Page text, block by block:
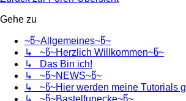
Gehe zu
~წ~Allgemeines~წ~
↳ ~წ~Herzlich Willkommen~წ~
↳ Das Bin ich!
↳ ~წ~NEWS~წ~
↳ ~წ~Hier werden meine Tutorials
↳ ~წ~Bastelfunecke~წ~